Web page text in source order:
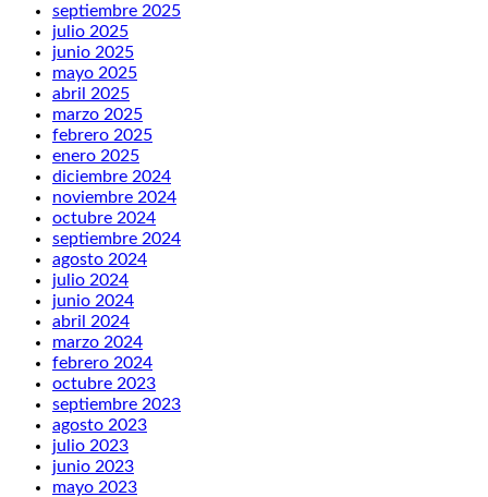
septiembre 2025
julio 2025
junio 2025
mayo 2025
abril 2025
marzo 2025
febrero 2025
enero 2025
diciembre 2024
noviembre 2024
octubre 2024
septiembre 2024
agosto 2024
julio 2024
junio 2024
abril 2024
marzo 2024
febrero 2024
octubre 2023
septiembre 2023
agosto 2023
julio 2023
junio 2023
mayo 2023